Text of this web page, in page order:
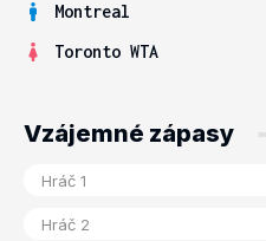
Montreal
Toronto WTA
Vzájemné zápasy